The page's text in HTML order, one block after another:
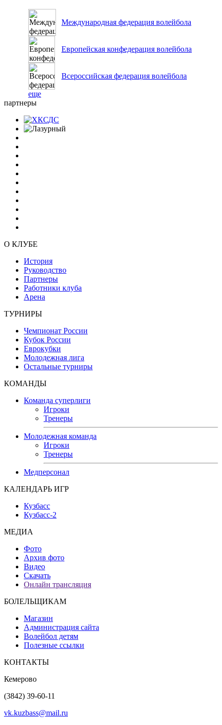
Международная федерация волейбола
Европейская конфедерация волейбола
Всероссийская федерация волейбола
еще
партнеры
О КЛУБЕ
История
Руководство
Партнеры
Работники клуба
Арена
ТУРНИРЫ
Чемпионат России
Кубок России
Еврокубки
Молодежная лига
Остальные турниры
КОМАНДЫ
Команда суперлиги
Игроки
Тренеры
Молодежная команда
Игроки
Тренеры
Медперсонал
КАЛЕНДАРЬ ИГР
Кузбасс
Кузбасс-2
МЕДИА
Фото
Архив фото
Видео
Скачать
Онлайн трансляция
БОЛЕЛЬЩИКАМ
Магазин
Администрация сайта
Волейбол детям
Полезные ссылки
КОНТАКТЫ
Кемерово
(3842) 39-60-11
vk.kuzbass@mail.ru